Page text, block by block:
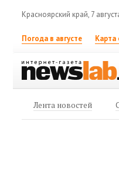
Красноярский край, 7
Погода в августе Карта
Лента новостей